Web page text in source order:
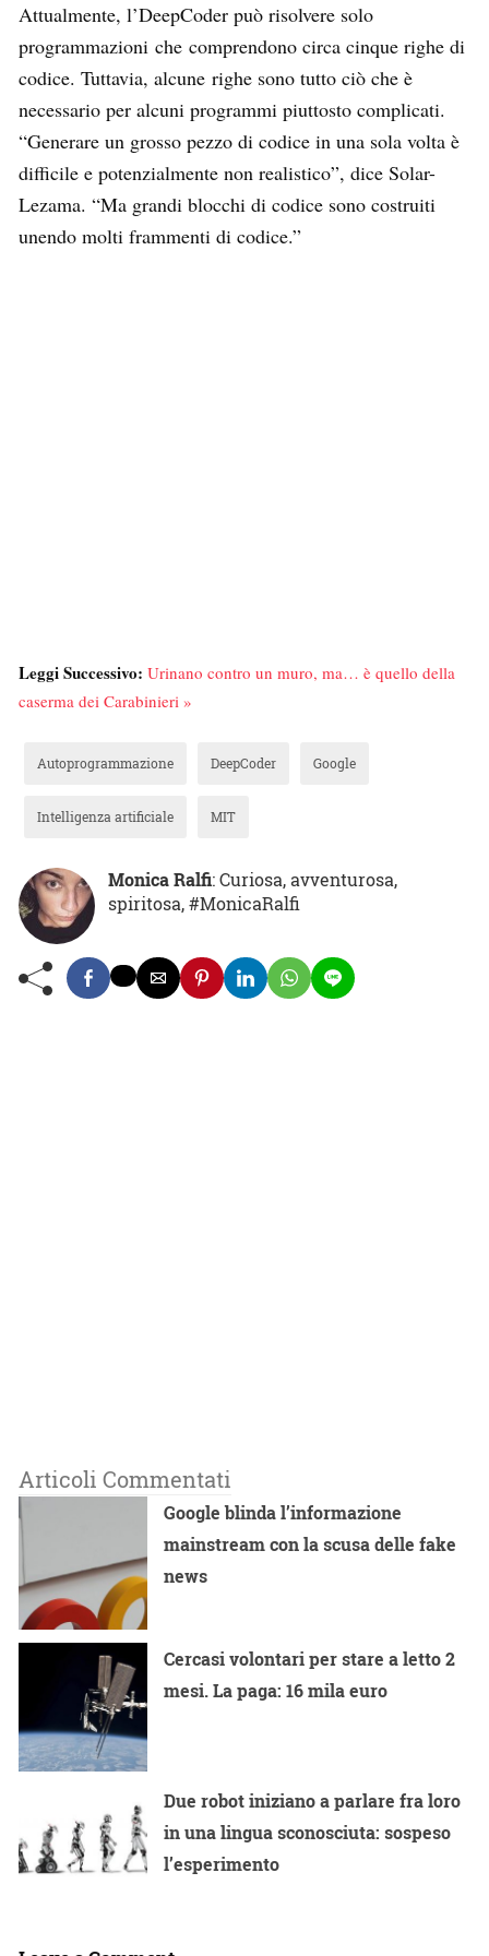
Attualmente, l’DeepCoder può risolvere solo
programmazioni che comprendono circa cinque righe di
codice. Tuttavia, alcune righe sono tutto ciò che è
necessario per alcuni programmi piuttosto complicati.
“Generare un grosso pezzo di codice in una sola volta è
difficile e potenzialmente non realistico”, dice Solar-
Lezama. “Ma grandi blocchi di codice sono costruiti
unendo molti frammenti di codice.”
Leggi Successivo: Urinano contro un muro, ma… è quello della
caserma dei Carabinieri »
Autoprogrammazione DeepCoder Google
Intelligenza artificiale MIT
Monica Ralfi: Curiosa, avventurosa,
spiritosa, #MonicaRalfi
Articoli Commentati
Google blinda l’informazione
mainstream con la scusa delle fake
news
Cercasi volontari per stare a letto 2
mesi. La paga: 16 mila euro
Due robot iniziano a parlare fra loro
in una lingua sconosciuta: sospeso
l’esperimento